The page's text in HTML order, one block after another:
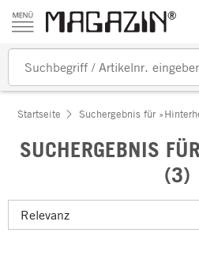
Zum Inhalt springen
Startseite Suchergebnis für
SUCHERGEBNIS
(3)